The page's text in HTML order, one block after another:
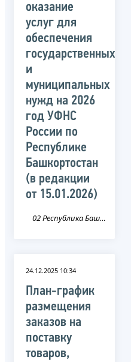
оказание
услуг для
обеспечения
государственных
и
муниципальных
нужд на 2026
год УФНС
России по
Республике
Башкортостан
(в редакции
от 15.01.2026)
02 Республика Башкортостан
24.12.2025 10:34
План-график
размещения
заказов на
поставку
товаров,